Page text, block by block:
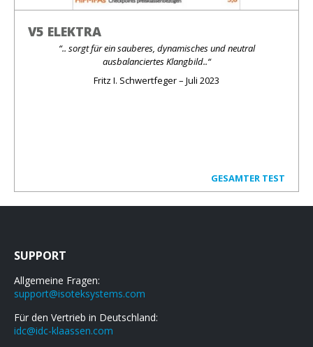
V5 ELEKTRA
“.. sorgt für ein sauberes, dynamisches und neutral
ausbalanciertes Klangbild..“
Fritz I. Schwertfeger – Juli 2023
GESAMTER TEST
SUPPORT
Allgemeine Fragen:
support@isoteksystems.com
Für den Vertrieb in Deutschland:
idc@idc-klaassen.com